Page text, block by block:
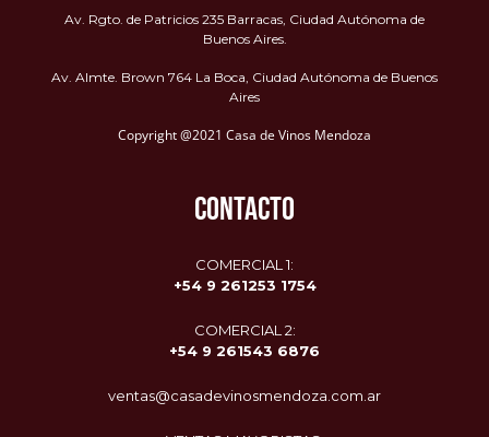
Av. Rgto. de Patricios 235 Barracas, Ciudad Autónoma de
Buenos Aires.
Av. Almte. Brown 764 La Boca, Ciudad Autónoma de Buenos
Aires
Copyright @2021 Casa de Vinos Mendoza
CONTACTO
COMERCIAL 1:
+54 9 261253 1754
COMERCIAL 2:
+54 9 261543 6876
ventas@casadevinosmendoza.com.ar